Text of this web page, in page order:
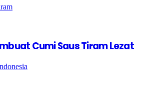
Cumi Saus Tiram Lezat